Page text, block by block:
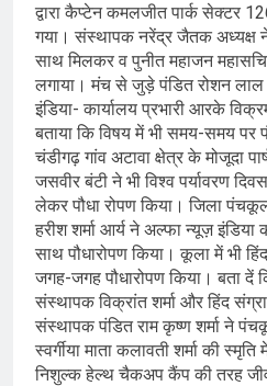
द्वारा कैप्टेन कमलजीत पार्क सेक्टर
गया। संस्थापक नरेंद्र जैतक अध्यक्ष
साथ मिलकर व पुनीत महाजन
लगाया। मंच से जुड़े पंडित रोशन लाल
इंडिया- कार्यालय प्रभारी आरके
बताया कि विषय में भी समय-समय पर
चंडीगढ़ गांव अटावा क्षेत्र के मोजूदा
जसवीर बंटी ने भी विश्व पर्यावरण
लेकर पौधा रोपण किया। जिला
हरीश शर्मा आर्य ने अल्फा न्यूज़
साथ पौधारोपण किया। कूला में भी
जगह-जगह पौधारोपण किया। बता दें
संस्थापक विक्रांत शर्मा और हिंद
संस्थापक पंडित राम कृष्ण शर्मा ने
स्वर्गीया माता कलावती शर्मा की
निशुल्क हेल्थ चैकअप कैंप की तरह